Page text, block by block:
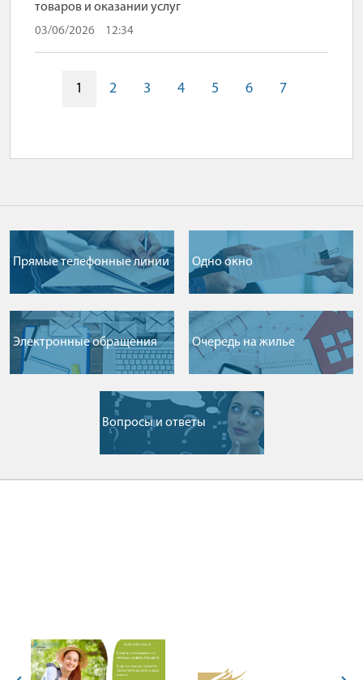
товаров и оказании услуг
03/06/2026 12:34
1 2 3 4 5 6 7
Прямые телефонные линии Одно окно
Электронные обращения Очередь на жилье
Вопросы и ответы